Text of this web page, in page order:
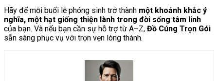
Hãy để mỗi buổi lễ phóng sinh trở thành một khoảnh khắc ý
nghĩa, một hạt giống thiện lành trong đời sống tâm linh
của bạn. Và nếu bạn cần sự hỗ trợ từ A–Z, Đồ Cúng Trọn Gói
sẵn sàng phục vụ với trọn vẹn lòng thành.